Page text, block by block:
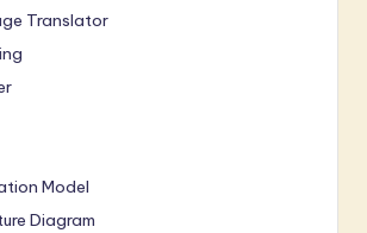
Translator
Model
Diagram